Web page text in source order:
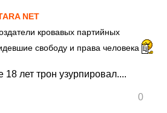
NET
кровавых партийных
свободу и права человека
18 лет трон узурпировал....
0